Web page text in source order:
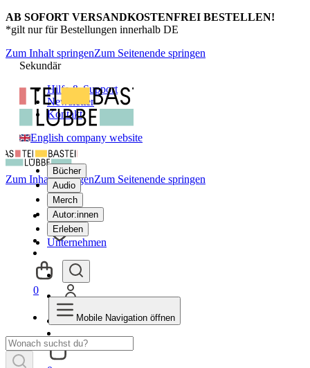
AB SOFORT VERSANDKOSTENFREI BESTELLEN!
*gilt nur für Bestellungen innerhalb DE
Zum Inhalt springenZum Seitenende springen
Sekundär
Hilfe & Support
Newsletter
Kontakt
English company website
Bücher
Audio
Merch
Autor:innen
Erleben
Unternehmen
Zum Inhalt springenZum Seitenende springen
0
Mobile Navigation öffnen